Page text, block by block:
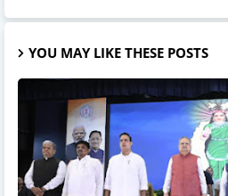
YOU MAY LIKE THESE POSTS